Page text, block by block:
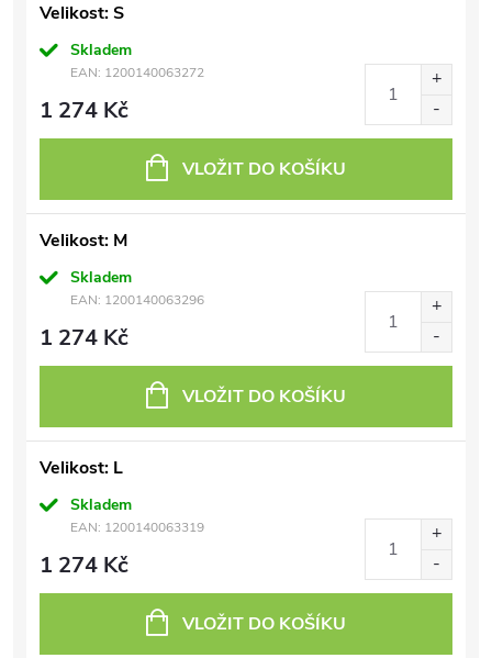
Velikost: S
Skladem
EAN: 1200140063272
1 274 Kč
VLOŽIT DO KOŠÍKU
Velikost: M
Skladem
EAN: 1200140063296
1 274 Kč
VLOŽIT DO KOŠÍKU
Velikost: L
Skladem
EAN: 1200140063319
1 274 Kč
VLOŽIT DO KOŠÍKU